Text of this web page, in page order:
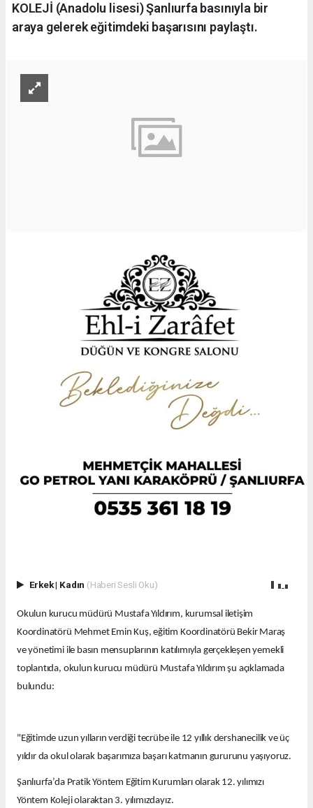
KOLEJİ (Anadolu lisesi) Şanlıurfa basınıyla bir
araya gelerek eğitimdeki başarısını paylaştı.
Erkek| Kadın (Haberi Sesli Oku)
Okulun kurucu müdürü Mustafa Yıldırım, kurumsal iletişim
Koordinatörü Mehmet Emin Kuş, eğitim Koordinatörü Bekir Maraş
ve yönetimi ile basın mensuplarının katılımıyla gerçekleşen yemekli
toplantıda, okulun kurucu müdürü Mustafa Yıldırım şu açıklamada
bulundu:
"Eğitimde uzun yılların verdiği tecrübe ile 12 yıllık dershanecilik ve üç
yıldır da okul olarak başarımıza başarı katmanın gururunu yaşıyoruz.
Şanlıurfa’da Pratik Yöntem Eğitim Kurumları olarak 12. yılımızı
Yöntem Koleji olaraktan 3. yılımızdayız.